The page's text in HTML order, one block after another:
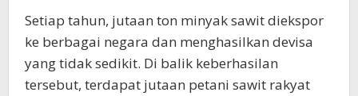
Setiap tahun, jutaan ton minyak sawit diekspor
ke berbagai negara dan menghasilkan devisa
yang tidak sedikit. Di balik keberhasilan
tersebut, terdapat jutaan petani sawit rakyat